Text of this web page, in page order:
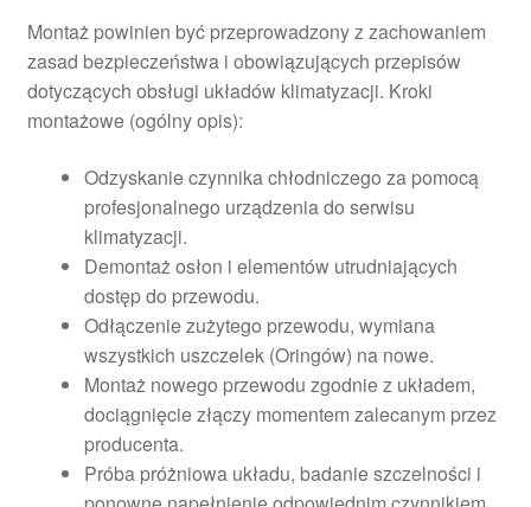
Montaż powinien być przeprowadzony z zachowaniem
zasad bezpieczeństwa i obowiązujących przepisów
dotyczących obsługi układów klimatyzacji. Kroki
montażowe (ogólny opis):
Odzyskanie czynnika chłodniczego za pomocą
profesjonalnego urządzenia do serwisu
klimatyzacji.
Demontaż osłon i elementów utrudniających
dostęp do przewodu.
Odłączenie zużytego przewodu, wymiana
wszystkich uszczelek (Oringów) na nowe.
Montaż nowego przewodu zgodnie z układem,
dociągnięcie złączy momentem zalecanym przez
producenta.
Próba próżniowa układu, badanie szczelności i